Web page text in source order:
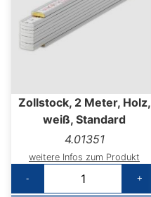
Zollstock, 2 Meter, Holz,
weiß, Standard
4.01351
weitere Infos zum Produkt
-
+